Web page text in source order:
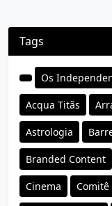
Tags
Os
Acqua Titãs
Astrologia
Branded Content
Cinema Comitê